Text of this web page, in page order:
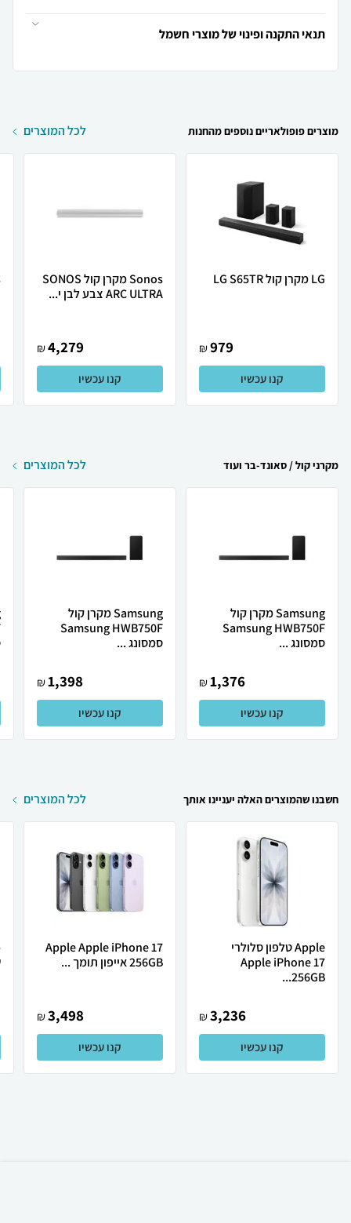
תנאי התקנה ופינוי של מוצרי חשמל
מוצרים פופולאריים נוספים מהחנות לכל המוצרים
LG מקרן קול LG S65TR
979
₪
קנו עכשיו
Sonos מקרן קול SONOS
ARC ULTRA צבע לבן י...
4,279
₪
קנו עכשיו
מקרני קול / סאונד-בר ועוד לכל המוצרים
Samsung מקרן קול
Samsung HWB750F
סמסונג ...
1,376
₪
קנו עכשיו
Samsung מקרן קול
Samsung HWB750F
סמסונג ...
1,398
₪
קנו עכשיו
חשבנו שהמוצרים האלה יעניינו אותך לכל המוצרים
Apple טלפון סלולרי
Apple iPhone 17
256GB...
3,236
₪
קנו עכשיו
Apple Apple iPhone 17
256GB אייפון תומך ...
3,498
₪
קנו עכשיו